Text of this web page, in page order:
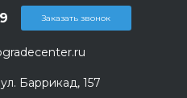
ул. Баррикад, 157
Заказать звонок